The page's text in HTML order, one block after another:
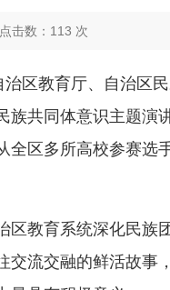
点击数： 113 次
区教育厅、自治区
族共同体意识主题演
全区多所高校参赛选
区教育系统深化民族
交流交融的鲜活故事